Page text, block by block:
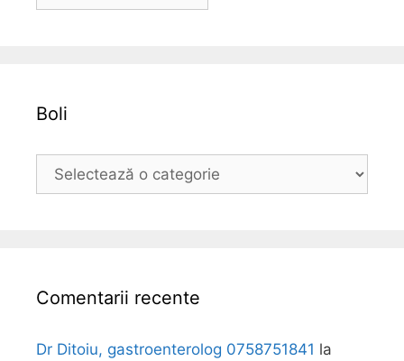
Boli
Comentarii recente
Dr Ditoiu, gastroenterolog 0758751841 la